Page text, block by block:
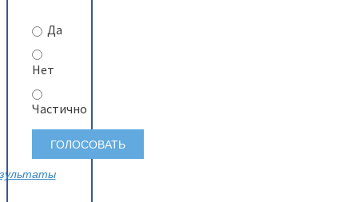
Да
Нет
Частично